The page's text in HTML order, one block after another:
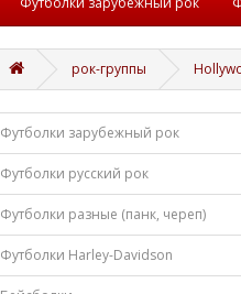
рок-группы
Футболки зарубежный рок
Футболки русский рок
Футболки разные (панк, череп)
Футболки Harley-Davidson